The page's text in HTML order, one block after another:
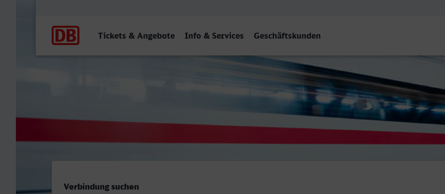
Tickets & Angebote Info & Services Geschäftskunden
Mülheim (Ruhr) Hbf - Frankenthal Hbf
Verbindung suchen